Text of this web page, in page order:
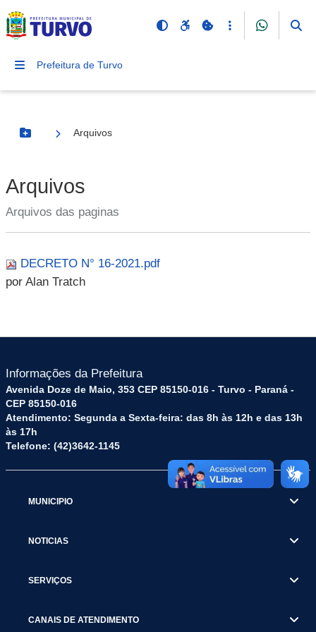
Prefeitura de Turvo
Botão Menu
Arquivos
Arquivos
Arquivos das paginas
DECRETO N° 16-2021.pdf
por Alan Tratch
Informações da Prefeitura
Avenida Doze de Maio, 353 CEP 85150-016 - Turvo - Paraná -
CEP 85150-016
Atendimento: Segunda a Sexta-feira: das 8h às 12h e das 13h
às 17h
Telefone: (42)3642-1145
MUNICIPIO
NOTICIAS
SERVIÇOS
CANAIS DE ATENDIMENTO